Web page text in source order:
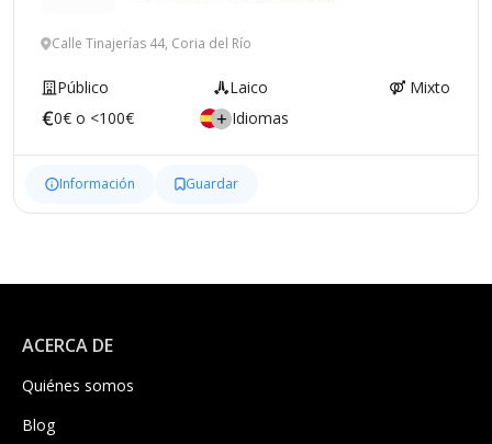
Calle Tinajerías 44, Coria del Río
Público Laico
Mixto
0€ o <100€
Idiomas
Información Guardar
ACERCA DE
Quiénes somos
Blog